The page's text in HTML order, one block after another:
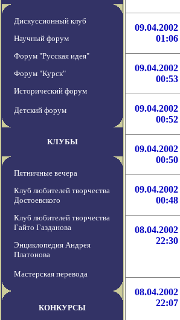
Дискуссионный клуб
Научный форум
Форум "Русская идея"
Форум "Курск"
Исторический форум
Детский форум
КЛУБЫ
Пятничные вечера
Клуб любителей творчества
Достоевского
Клуб любителей творчества
Гайто Газданова
Энциклопедия Андрея
Платонова
Мастерская перевода
КОНКУРСЫ
09.04.2002
01:06
09.04.2002
00:53
09.04.2002
00:52
09.04.2002
00:50
09.04.2002
00:48
08.04.2002
22:30
08.04.2002
22:07